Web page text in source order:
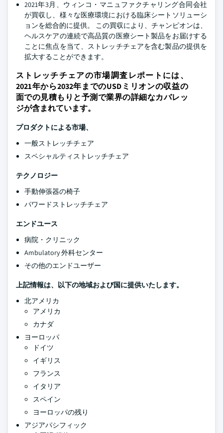
2021年3月、ウィンコ・マニュファクチャリング合同会社
が買収し、様々な医療環境における臨床シートソリューシ
ョンを総合的に提供。 この買収により、チャンピオンは、
ヘルスケアの連続で高品質の医療シート製品をお届けする
ことに焦点を当て、ストレッチチェアを含む製品の提供を
拡大することができます。
ストレッチチェアの市場調査レポートには、
2021年から2032年までのUSDミリオンの収益の
面での見積もりと予測で業界の詳細なカバレッ
ジが含まれています。
プロダクトによる市場、
一般ストレッチチェア
スペシャルティストレッチチェア
テクノロジー
手動伸張器の椅子
パワードストレッチチェア
エンドユース
病院・クリニック
Ambulatory 外科センター
その他のエンドユーザー
上記情報は、以下の地域および国に提供いたします。
北アメリカ
アメリカ
カナダ
ヨーロッパ
ドイツ
イギリス
フランス
イタリア
スペイン
ヨーロッパの残り
アジアパシフィック